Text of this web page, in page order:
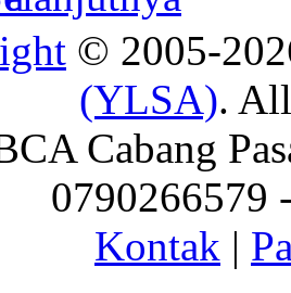
© 2005-
(YLSA).
Cabang
0790266579
Kontak |